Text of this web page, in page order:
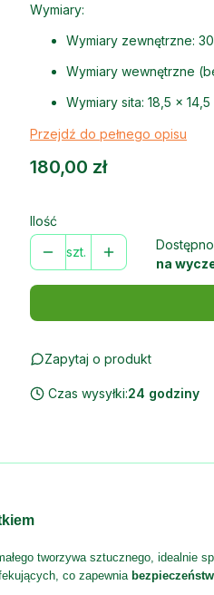
Wymiary:
Wymiary zewnętrzne: 30
Wymiary wewnętrzne
Wymiary sita: 18,5 × 14,5
Przejdź do pełnego opisu
Cena
180,00 zł
Ilość
szt.
na
Zapytaj o produkt
Czas wysyłki:24 godziny
tworzywa sztucznego, idealnie
co zapewnia